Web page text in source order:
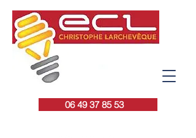
06 49 37 85 53